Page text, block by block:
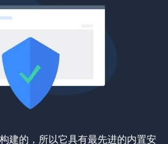
建的，所以它具有最先进的内置安